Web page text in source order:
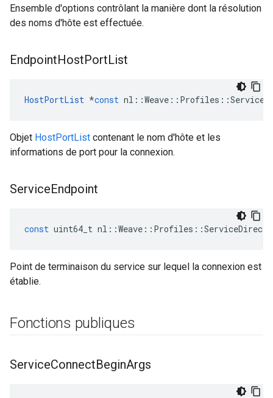
Ensemble d'options contrôlant la manière dont la résolution
des noms d'hôte est effectuée.
EndpointHostPortList
HostPortList *const nl ::Weave :: Profiles ::
Objet HostPortList contenant le nom d'hôte et les
informations de port pour la connexion.
ServiceEndpoint
const uint64_t nl ::Weave :: Profiles ::
Point de terminaison du service sur lequel la connexion est
établie.
Fonctions publiques
ServiceConnectBeginArgs